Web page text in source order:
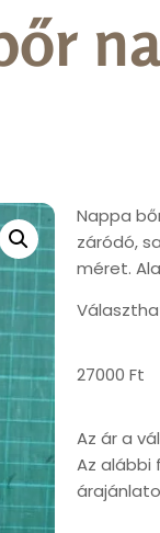
Nappa
záródó,
méret.
27000 Ft
Az ár a
Az alábbi